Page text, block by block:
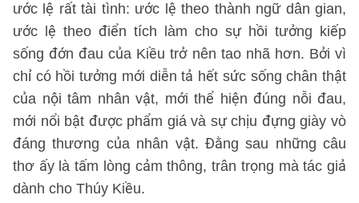
ước lệ rất tài tình: ước lệ theo thành ngữ dân gian,
ước lệ theo điển tích làm cho sự hồi tưởng kiếp
sống đớn đau của Kiều trở nên tao nhã hơn. Bởi vì
chỉ có hồi tưởng mới diễn tả hết sức sống chân thật
của nội tâm nhân vật, mới thể hiện đúng nỗi đau,
mới nổi bật được phẩm giá và sự chịu đựng giày vò
đáng thương của nhân vật. Đằng sau những câu
thơ ấy là tấm lòng cảm thông, trân trọng mà tác giả
dành cho Thúy Kiều.